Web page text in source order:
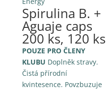
Spirulina B. +
Aguaje caps
200 ks, 120 ks
POUZE PRO ČLENY
KLUBU Doplněk stravy.
Čistá přírodní
kvintesence. Povzbuzuje